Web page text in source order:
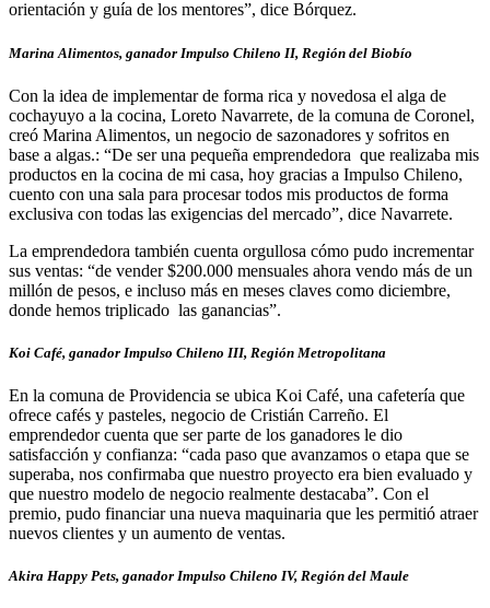
orientación y guía de los mentores”, dice Bórquez.
Marina Alimentos, ganador Impulso Chileno II, Región del Biobío
Con la idea de implementar de forma rica y novedosa el alga de
cochayuyo a la cocina, Loreto Navarrete, de la comuna de Coronel,
creó Marina Alimentos, un negocio de sazonadores y sofritos en
base a algas.: “De ser una pequeña emprendedora que realizaba mis
productos en la cocina de mi casa, hoy gracias a Impulso Chileno,
cuento con una sala para procesar todos mis productos de forma
exclusiva con todas las exigencias del mercado”, dice Navarrete.
La emprendedora también cuenta orgullosa cómo pudo incrementar
sus ventas: “de vender $200.000 mensuales ahora vendo más de un
millón de pesos, e incluso más en meses claves como diciembre,
donde hemos triplicado las ganancias”.
Koi Café, ganador Impulso Chileno III, Región Metropolitana
En la comuna de Providencia se ubica Koi Café, una cafetería que
ofrece cafés y pasteles, negocio de Cristián Carreño. El
emprendedor cuenta que ser parte de los ganadores le dio
satisfacción y confianza: “cada paso que avanzamos o etapa que se
superaba, nos confirmaba que nuestro proyecto era bien evaluado y
que nuestro modelo de negocio realmente destacaba”. Con el
premio, pudo financiar una nueva maquinaria que les permitió atraer
nuevos clientes y un aumento de ventas.
Akira Happy Pets, ganador Impulso Chileno IV, Región del Maule